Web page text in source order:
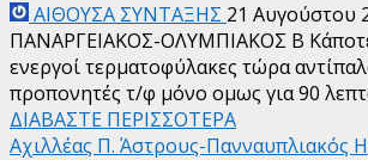
ΑΙΘΟΥΣΑ ΣΥΝΤΑΞΗΣ 21 Αυγούστου
ΠΑΝΑΡΓΕΙΑΚΟΣ-ΟΛΥΜΠΙΑΚΟΣ Β
ενεργοί τερματοφύλακες τώρα
προπονητές τ/φ μόνο ομως για 90
ΔΙΑΒΑΣΤΕ ΠΕΡΙΣΣΟΤΕΡΑ
Αχιλλέας Π. Άστρους-Πανναυπλιακός